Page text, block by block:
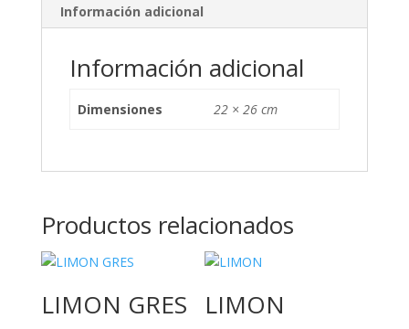
Información adicional
Información adicional
Dimensiones 22 × 26 cm
Productos relacionados
LIMON GRES LIMON